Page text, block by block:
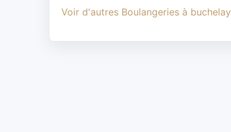
Voir d'autres Boulangeries à buchelay